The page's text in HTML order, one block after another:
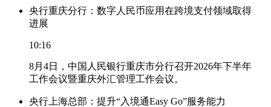
央行重庆分行：数字人民币应用在跨境支付领域取得
进展
10:16
8月4日，中国人民银行重庆市分行召开2026年下半年
工作会议暨重庆外汇管理工作会议。
央行上海总部：提升“入境通Easy Go”服务能力